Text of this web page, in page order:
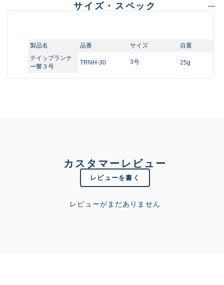
サイズ・スペック
製品名 品番 サイズ
自重
テイップランナ
ー響３号
TRNH-30 3号 25g
カスタマーレビュー
レビューを書く
レビューがまだありません